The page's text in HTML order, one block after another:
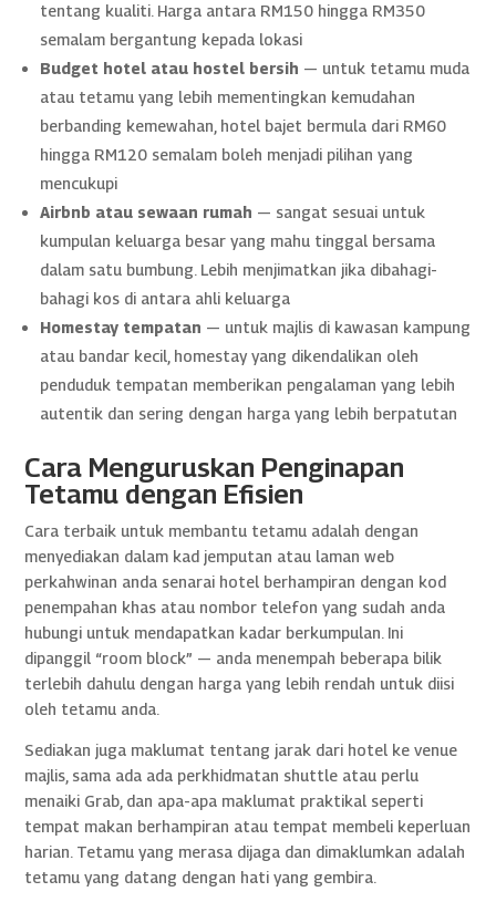
tentang kualiti. Harga antara RM150 hingga RM350
semalam bergantung kepada lokasi
Budget hotel atau hostel bersih — untuk tetamu muda
atau tetamu yang lebih mementingkan kemudahan
berbanding kemewahan, hotel bajet bermula dari RM60
hingga RM120 semalam boleh menjadi pilihan yang
mencukupi
Airbnb atau sewaan rumah — sangat sesuai untuk
kumpulan keluarga besar yang mahu tinggal bersama
dalam satu bumbung. Lebih menjimatkan jika dibahagi-
bahagi kos di antara ahli keluarga
Homestay tempatan — untuk majlis di kawasan kampung
atau bandar kecil, homestay yang dikendalikan oleh
penduduk tempatan memberikan pengalaman yang lebih
autentik dan sering dengan harga yang lebih berpatutan
Cara Menguruskan Penginapan
Tetamu dengan Efisien
Cara terbaik untuk membantu tetamu adalah dengan
menyediakan dalam kad jemputan atau laman web
perkahwinan anda senarai hotel berhampiran dengan kod
penempahan khas atau nombor telefon yang sudah anda
hubungi untuk mendapatkan kadar berkumpulan. Ini
dipanggil “room block” — anda menempah beberapa bilik
terlebih dahulu dengan harga yang lebih rendah untuk diisi
oleh tetamu anda.
Sediakan juga maklumat tentang jarak dari hotel ke venue
majlis, sama ada ada perkhidmatan shuttle atau perlu
menaiki Grab, dan apa-apa maklumat praktikal seperti
tempat makan berhampiran atau tempat membeli keperluan
harian. Tetamu yang merasa dijaga dan dimaklumkan adalah
tetamu yang datang dengan hati yang gembira.